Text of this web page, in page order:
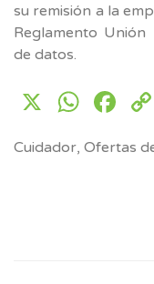
su remisión a la
Reglamento
de datos.
X
Cuidador, Ofertas